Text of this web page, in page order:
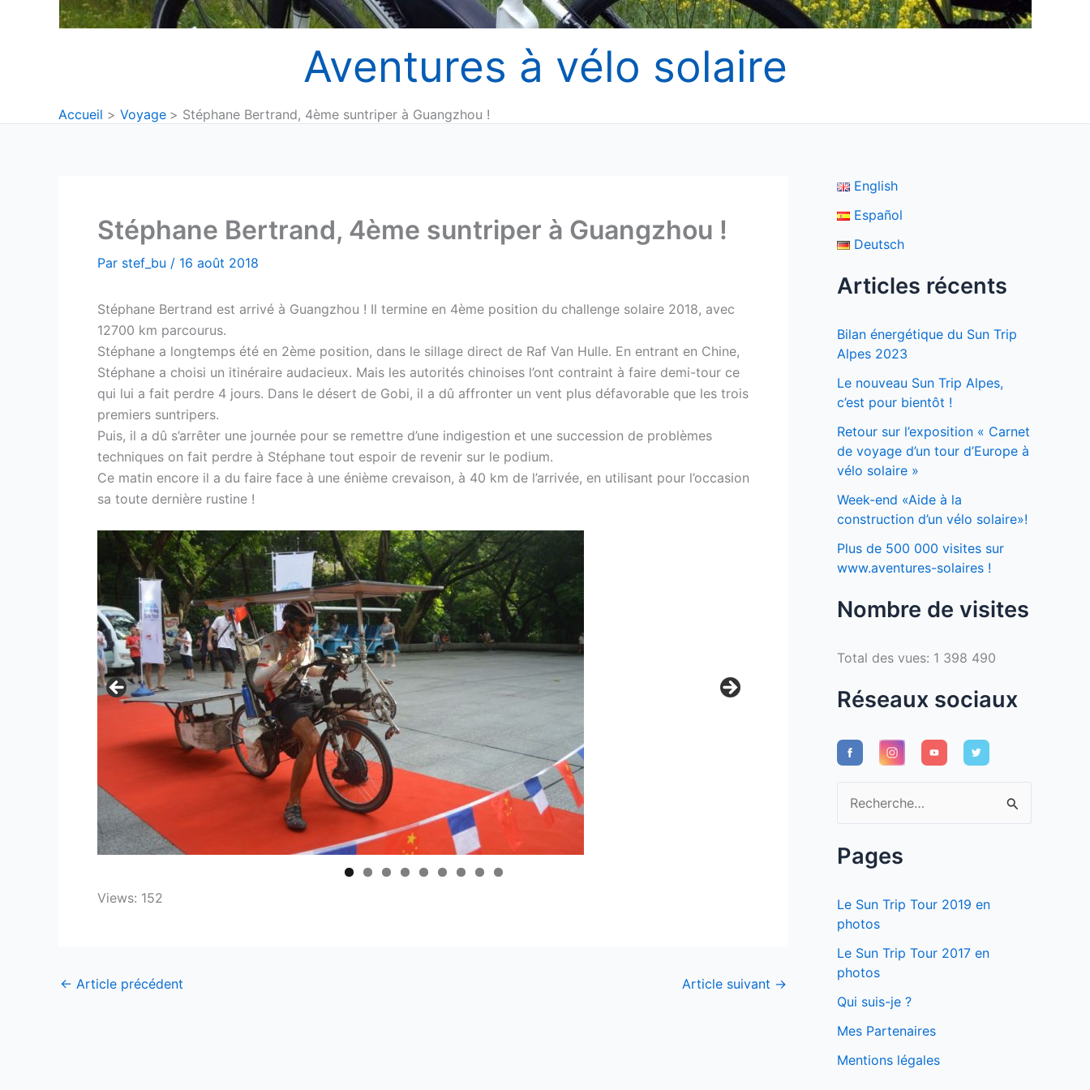
Aventures à vélo solaire
Accueil Voyage Stéphane Bertrand, 4ème suntriper à Guangzhou !
Stéphane Bertrand, 4ème suntriper à Guangzhou !
Par stef_bu / 16 août 2018
Stéphane Bertrand est arrivé à Guangzhou ! Il termine en 4ème position du challenge solaire 2018, avec
12700 km parcourus.
Stéphane a longtemps été en 2ème position, dans le sillage direct de Raf Van Hulle. En entrant en Chine,
Stéphane a choisi un itinéraire audacieux. Mais les autorités chinoises l’ont contraint à faire demi-tour ce
qui lui a fait perdre 4 jours. Dans le désert de Gobi, il a dû affronter un vent plus défavorable que les trois
premiers suntripers.
Puis, il a dû s’arrêter une journée pour se remettre d’une indigestion et une succession de problèmes
techniques on fait perdre à Stéphane tout espoir de revenir sur le podium.
Ce matin encore il a du faire face à une énième crevaison, à 40 km de l’arrivée, en utilisant pour l’occasion
sa toute dernière rustine !
Views: 152
← Article précédent Article suivant →
English
Español
Deutsch
Articles récents
Bilan énergétique du Sun Trip
Alpes 2023
Le nouveau Sun Trip Alpes,
c’est pour bientôt !
Retour sur l’exposition « Carnet
de voyage d’un tour d’Europe à
vélo solaire »
Week-end «Aide à la
construction d’un vélo solaire»!
Plus de 500 000 visites sur
www.aventures-solaires !
Nombre de visites
Total des vues: 1 398 490
Réseaux sociaux
e
c
e
r
c
h
e
r
Pages
Le Sun Trip Tour 2019 en
photos
Le Sun Trip Tour 2017 en
photos
Qui suis-je ?
Mes Partenaires
Mentions légales